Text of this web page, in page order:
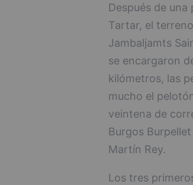
Después de
Tartar, el
Jambaljamts
se encargaron
kilómetros, las
mucho el
veintena de
Burgos
Martín Rey.
Los tres